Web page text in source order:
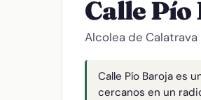
Calle
Alcolea de Calatrava
Calle Pío Baroja es
cercanos en un